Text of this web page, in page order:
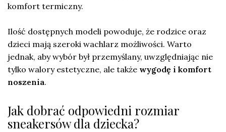
komfort termiczny.
Ilość dostępnych modeli powoduje, że rodzice oraz
dzieci mają szeroki wachlarz możliwości. Warto
jednak, aby wybór był przemyślany, uwzględniając nie
tylko walory estetyczne, ale także wygodę i komfort
noszenia.
Jak dobrać odpowiedni rozmiar
sneakersów dla dziecka?